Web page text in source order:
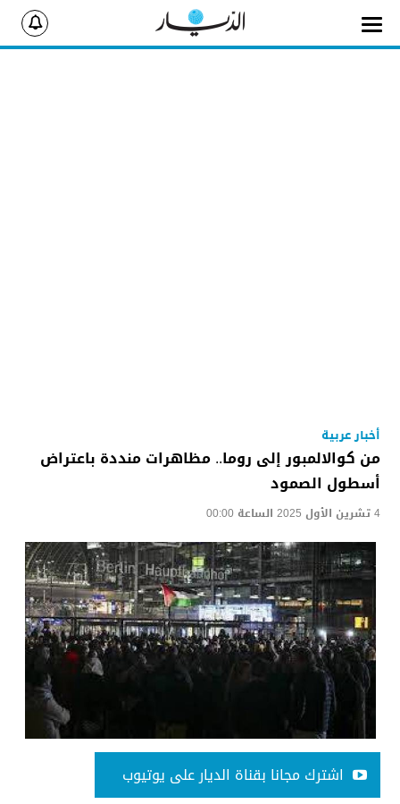
أخبار عربية
من كوالالمبور إلى روما.. مظاهرات منددة باعتراض
أسطول الصمود
4 تشرين الأول 2025 الساعة 00:00
اشترك مجانا بقناة الديار على يوتيوب